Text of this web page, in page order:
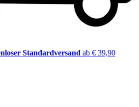
Standardversand ab € 39,90